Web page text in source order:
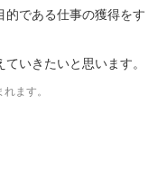
的である仕事の獲得をす
いきたいと思います。
ます。